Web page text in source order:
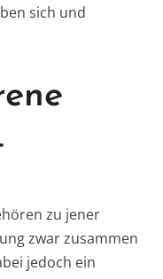
sich und
zu jener
zwar zusammen
jedoch ein